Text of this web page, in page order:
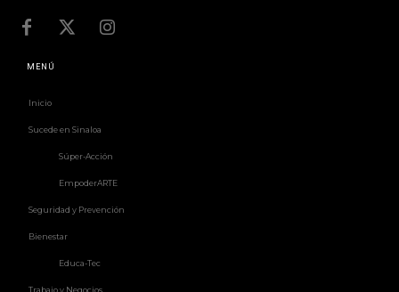
MENÚ
Inicio
Sucede en Sinaloa
Súper-Acción
EmpoderARTE
Seguridad y Prevención
Bienestar
Educa-Tec
Trabajo y Negocios